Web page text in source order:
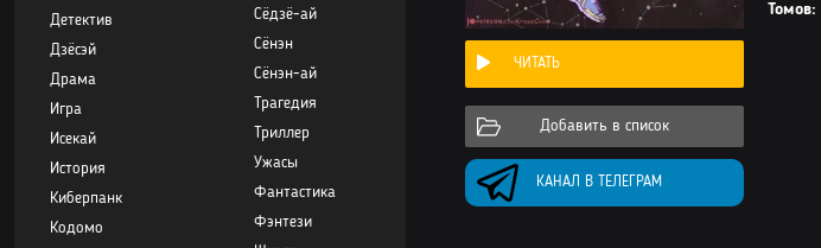
ЧИТАТЬ
Добавить в список
КАНАЛ В ТЕЛЕГРАМ
Томов:
Детектив
Дзёсэй
Драма
Игра
Исекай
История
Киберпанк
Кодомо
Сёдзё-ай
Сёнэн
Сёнэн-ай
Трагедия
Триллер
Ужасы
Фантастика
Фэнтези